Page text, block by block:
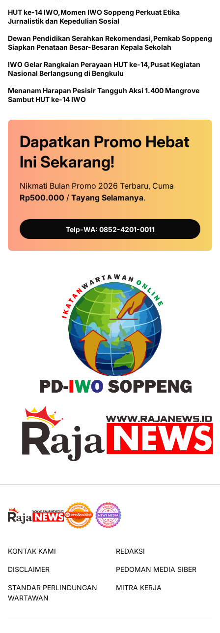
HUT ke-14 IWO,Momen IWO Soppeng Perkuat Etika
Jurnalistik dan Kepedulian Sosial
Dewan Pendidikan Serahkan Rekomendasi,Pemkab Soppeng
Siapkan Penataan Besar-Besaran Kepala Sekolah
IWO Gelar Rangkaian Perayaan HUT ke-14,Pusat Kegiatan
Nasional Berlangsung di Bengkulu
Menanam Harapan Pesisir Tangguh Aksi 1.400 Mangrove
Sambut HUT ke-14 IWO
Dapatkan Promo Hebat
Ini Sekarang!
Nikmati Bulan Promo 2026 Terbaru, Cuma
Rp500.000 / Tayang Selamanya.
Telp-WA: 0852-4201-0011
KONTAK KAMI REDAKSI
DISCLAIMER PEDOMAN MEDIA SIBER
STANDAR PERLINDUNGAN
WARTAWAN
MITRA KERJA